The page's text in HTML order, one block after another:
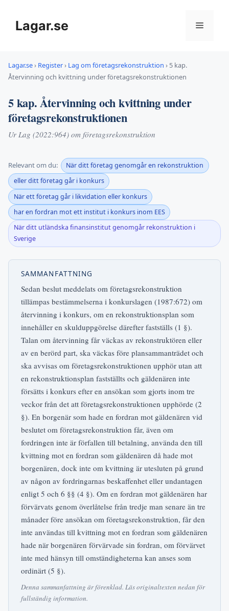
innehållLagar.se Meny
Lagar.se› Register› Lag om företagsrekonstruktion › 5 kap.
Återvinning och kvittning under företagsrekonstruktionen
5 kap. Återvinning och kvittning under
företagsrekonstruktionen
Ur Lag (2022:964) om företagsrekonstruktion
Relevant om du:
När ditt företag genomgår en rekonstruktion
eller ditt företag går i konkurs
När ett företag går i likvidation eller konkurs
har en fordran mot ett institut i konkurs inom EES
När ditt utländska finansinstitut genomgår rekonstruktion i
Sverige
SAMMANFATTNING
Sedan beslut meddelats om företagsrekonstruktion
tillämpas bestämmelserna i konkurslagen (1987:672) om
återvinning i konkurs, om en rekonstruktionsplan som
innehåller en skulduppgörelse därefter fastställs (1 §).
Talan om återvinning får väckas av rekonstruktören eller
av en berörd part, ska väckas före plansammanträdet och
ska avvisas om företagsrekonstruktionen upphör utan att
en rekonstruktionsplan fastställts och gäldenären inte
försätts i konkurs efter en ansökan som gjorts inom tre
veckor från det att företagsrekonstruktionen upphörde (2
§). En borgenär som hade en fordran mot gäldenären vid
beslutet om företagsrekonstruktion får, även om
fordringen inte är förfallen till betalning, använda den till
kvittning mot en fordran som gäldenären då hade mot
borgenären, dock inte om kvittning är utesluten på grund
av någon av fordringarnas beskaffenhet eller undantagen
enligt 5 och 6 §§ (4 §). Om en fordran mot gäldenären har
förvärvats genom överlåtelse från tredje man senare än tre
månader före ansökan om företagsrekonstruktion, får den
inte användas till kvittning mot en fordran som gäldenären
hade när borgenären förvärvade sin fordran, om förvärvet
inte med hänsyn till omständigheterna kan anses som
ordinärt (5 §).
Denna sammanfattning är förenklad. Läs originaltexten nedan för
fullständig information.